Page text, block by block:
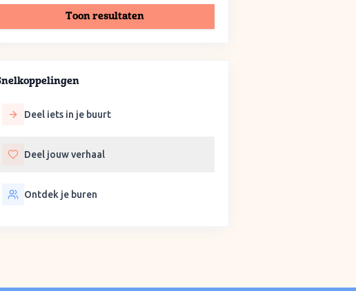
Toon resultaten
Deel iets in je buurt
Deel jouw verhaal
Ontdek je buren